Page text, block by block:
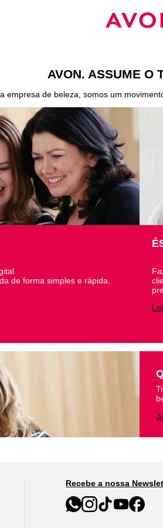
AVON. ASSUME O
empresa de beleza, somos um
de forma simples e rápida.
Recebe a nossa